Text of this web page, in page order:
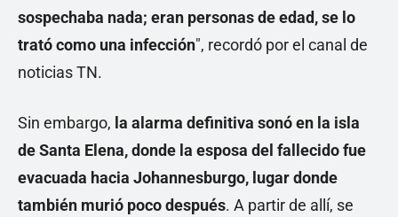
sospechaba nada; eran personas de edad, se lo
trató como una infección", recordó por el canal de
noticias TN.
Sin embargo, la alarma definitiva sonó en la isla
de Santa Elena, donde la esposa del fallecido fue
evacuada hacia Johannesburgo, lugar donde
también murió poco después. A partir de allí, se